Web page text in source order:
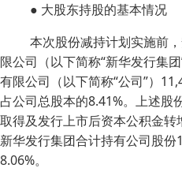
● 大股东持股的基本情况
本次股份减持计划实施前
限公司（以下简称“新华发行集
有限公司（以下简称“公司”）
占公司总股本的8.41%。上述股
取得及发行上市后资本公积金转
新华发行集团合计持有公司股
8.06%。